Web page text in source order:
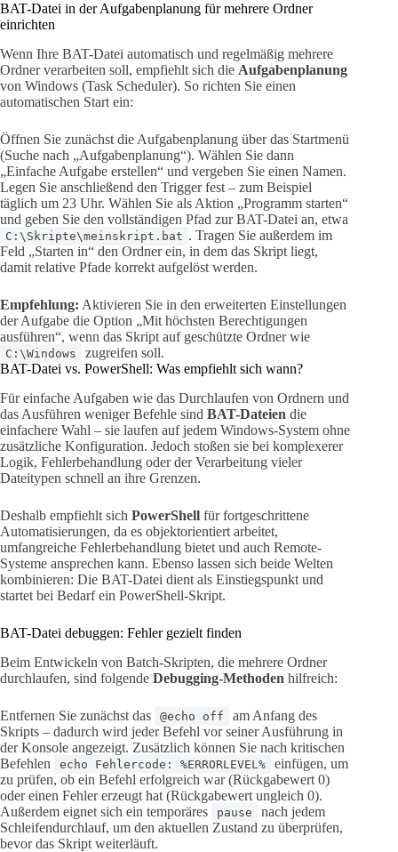
BAT-Datei in der Aufgabenplanung für mehrere Ordner
einrichten
Wenn Ihre BAT-Datei automatisch und regelmäßig mehrere
Ordner verarbeiten soll, empfiehlt sich die Aufgabenplanung
von Windows (Task Scheduler). So richten Sie einen
automatischen Start ein:
Öffnen Sie zunächst die Aufgabenplanung über das Startmenü
(Suche nach „Aufgabenplanung“). Wählen Sie dann
„Einfache Aufgabe erstellen“ und vergeben Sie einen Namen.
Legen Sie anschließend den Trigger fest – zum Beispiel
täglich um 23 Uhr. Wählen Sie als Aktion „Programm starten“
und geben Sie den vollständigen Pfad zur BAT-Datei an, etwa
C:\Skripte\meinskript.bat . Tragen Sie außerdem im
Feld „Starten in“ den Ordner ein, in dem das Skript liegt,
damit relative Pfade korrekt aufgelöst werden.
Empfehlung: Aktivieren Sie in den erweiterten Einstellungen
der Aufgabe die Option „Mit höchsten Berechtigungen
ausführen“, wenn das Skript auf geschützte Ordner wie
C:\Windows
zugreifen soll.
BAT-Datei vs. PowerShell: Was empfiehlt sich wann?
Für einfache Aufgaben wie das Durchlaufen von Ordnern und
das Ausführen weniger Befehle sind BAT-Dateien die
einfachere Wahl – sie laufen auf jedem Windows-System ohne
zusätzliche Konfiguration. Jedoch stoßen sie bei komplexerer
Logik, Fehlerbehandlung oder der Verarbeitung vieler
Dateitypen schnell an ihre Grenzen.
Deshalb empfiehlt sich PowerShell für fortgeschrittene
Automatisierungen, da es objektorientiert arbeitet,
umfangreiche Fehlerbehandlung bietet und auch Remote-
Systeme ansprechen kann. Ebenso lassen sich beide Welten
kombinieren: Die BAT-Datei dient als Einstiegspunkt und
startet bei Bedarf ein PowerShell-Skript.
BAT-Datei debuggen: Fehler gezielt finden
Beim Entwickeln von Batch-Skripten, die mehrere Ordner
durchlaufen, sind folgende Debugging-Methoden hilfreich:
Entfernen Sie zunächst das @echo off
am Anfang des
Skripts – dadurch wird jeder Befehl vor seiner Ausführung in
der Konsole angezeigt. Zusätzlich können Sie nach kritischen
Befehlen
echo Fehlercode: %ERRORLEVEL%
einfügen, um
zu prüfen, ob ein Befehl erfolgreich war (Rückgabewert 0)
oder einen Fehler erzeugt hat (Rückgabewert ungleich 0).
Außerdem eignet sich ein temporäres
pause
nach jedem
Schleifendurchlauf, um den aktuellen Zustand zu überprüfen,
bevor das Skript weiterläuft.